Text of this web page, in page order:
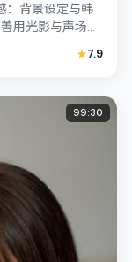
：背景设定与韩
用光影与声场塑
7.9
99:30